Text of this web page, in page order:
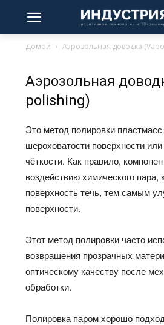
Домой Аэрозольная доводка
Аэрозольная
polishing)
Это метод полировки
шероховатости поверхности
чёткости. Как правило,
воздействию химического пара,
поверхность течь, тем самым
поверхности.
Этот метод полировки часто
возвращения прозрачных
оптическому качеству после
обработки.
Полировка паром хорошо